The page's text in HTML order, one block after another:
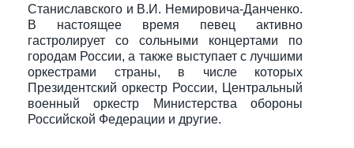
Станиславского и В.И. Немировича-Данченко.
В настоящее время певец активно
гастролирует со сольными концертами по
городам России, а также выступает с лучшими
оркестрами страны, в числе которых
Президентский оркестр России, Центральный
военный оркестр Министерства обороны
Российской Федерации и другие.